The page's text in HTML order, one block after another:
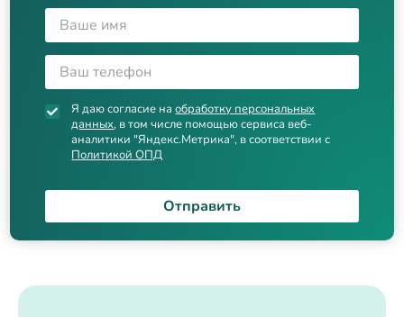
Я даю согласие наобработку персональных
данных, в том числе помощью сервиса веб-
аналитики "Яндекс.Метрика", в соответствии с
Политикой ОПД
Отправить